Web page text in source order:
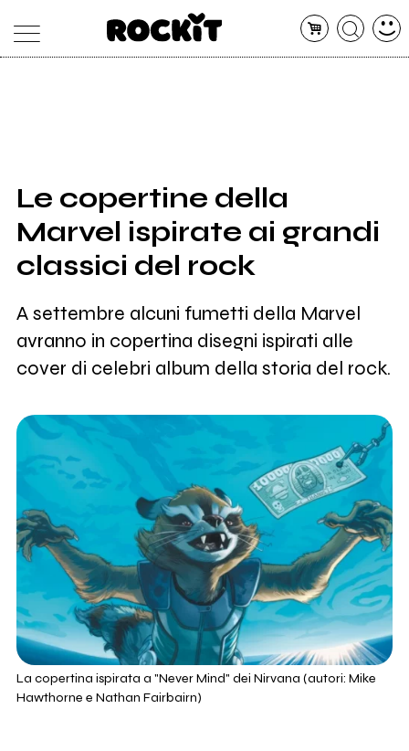
SHOP
RADIO
Le copertine della
Marvel ispirate ai grandi
classici del rock
A settembre alcuni fumetti della Marvel
avranno in copertina disegni ispirati alle
cover di celebri album della storia del rock.
La copertina ispirata a "Never Mind" dei Nirvana (autori: Mike
Hawthorne e Nathan Fairbairn)